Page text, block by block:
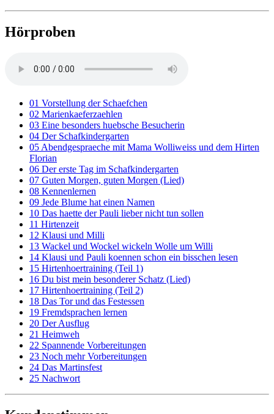
Hörproben
01 Vorstellung der Schaefchen
02 Marienkaeferzaehlen
03 Eine besonders huebsche Besucherin
04 Der Schafkindergarten
05 Abendgespraeche mit Mama Wolliweiss und dem Hirten
Florian
06 Der erste Tag im Schafkindergarten
07 Guten Morgen, guten Morgen (Lied)
08 Kennenlernen
09 Jede Blume hat einen Namen
10 Das haette der Pauli lieber nicht tun sollen
11 Hirtenzeit
12 Klausi und Milli
13 Wackel und Wockel wickeln Wolle um Willi
14 Klausi und Pauli koennen schon ein bisschen lesen
15 Hirtenhoertraining (Teil 1)
16 Du bist mein besonderer Schatz (Lied)
17 Hirtenhoertraining (Teil 2)
18 Das Tor und das Festessen
19 Fremdsprachen lernen
20 Der Ausflug
21 Heimweh
22 Spannende Vorbereitungen
23 Noch mehr Vorbereitungen
24 Das Martinsfest
25 Nachwort